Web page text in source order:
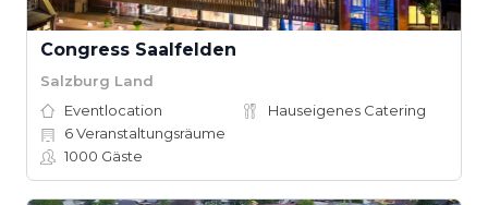
Congress Saalfelden
Salzburg Land
Eventlocation
Hauseigenes Catering
6Veranstaltungsräume
1000 Gäste